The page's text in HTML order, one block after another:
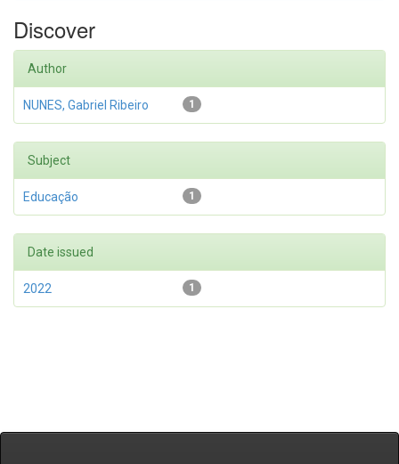
Discover
Author
1
NUNES, Gabriel Ribeiro
Subject
1
Educação
Date issued
1
2022